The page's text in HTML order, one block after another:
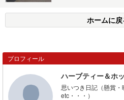
ホームに戻
プロフィール
ハーブティー＆ホ
思いつき日記（懸賞
etc・・・）